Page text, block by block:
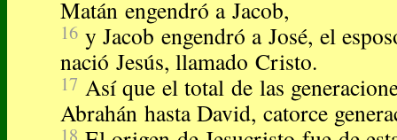
Matán engendró a Jacob,
16 y Jacob engendró a José, el
nació Jesús, llamado Cristo.
17 Así que el total de las
Abrahán hasta David, catorce
18